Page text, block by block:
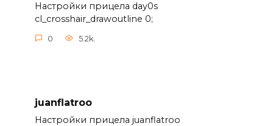
Настройки прицела day0s
cl_crosshair_drawoutline 0;
0 5.2k.
juanflatroo
Настройки прицела juanflatroo